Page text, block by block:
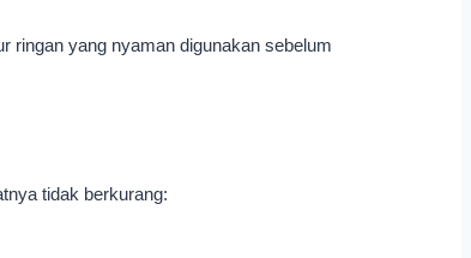
ringan yang nyaman digunakan sebelum
tidak berkurang: